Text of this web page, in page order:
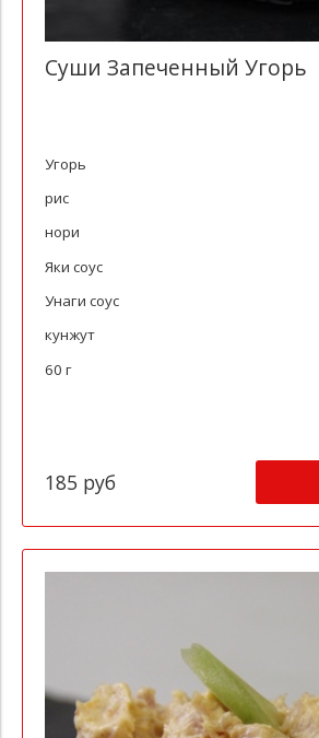
Суши Запеченный Угорь
Угорь
рис
нори
Яки соус
Унаги соус
кунжут
60 г
185 руб